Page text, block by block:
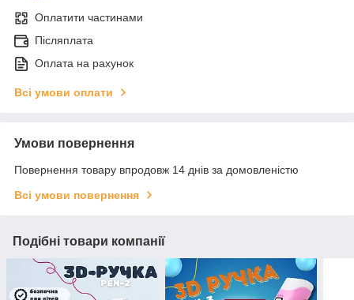
Оплатити частинами
Післяплата
Оплата на рахунок
Всі умови оплати
Умови повернення
Повернення товару впродовж 14 днів за домовленістю
Всі умови повернення
Подібні товари компанії